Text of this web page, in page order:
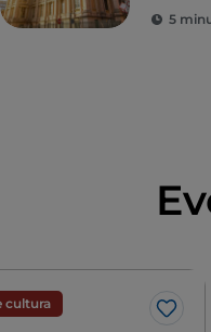
5
cultura
Like